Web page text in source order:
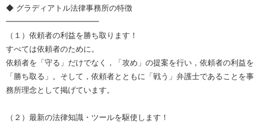
◆ グラディアトル法律事務所の特徴
━━━━━━━━━━━━
（１）依頼者の利益を勝ち取ります！
すべては依頼者のために。
依頼者を「守る」だけでなく，「攻め」の提案を行い，依頼者の利益を
「勝ち取る」。そして，依頼者とともに「戦う」弁護士であることを事
務所理念として掲げています。
（２）最新の法律知識・ツールを駆使します！